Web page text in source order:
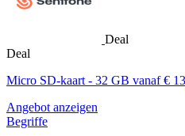
Deal
Deal
Micro SD-kaart - 32 GB vanaf €
Angebot anzeigen
Begriffe